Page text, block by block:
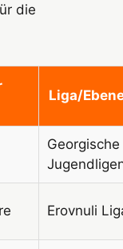
die
Liga/
Georgische
Erovnuli